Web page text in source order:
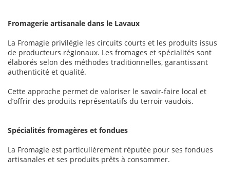
Fromagerie artisanale dans le Lavaux
La Fromagie privilégie les circuits courts et les produits issus
de producteurs régionaux. Les fromages et spécialités sont
élaborés selon des méthodes traditionnelles, garantissant
authenticité et qualité.
Cette approche permet de valoriser le savoir-faire local et
d’offrir des produits représentatifs du terroir vaudois.
Spécialités fromagères et fondues
La Fromagie est particulièrement réputée pour ses fondues
artisanales et ses produits prêts à consommer.